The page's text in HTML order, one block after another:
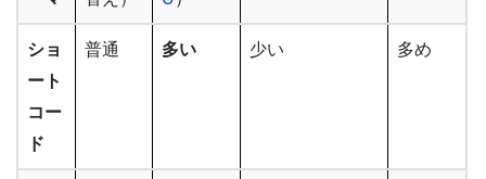
ショ
ート
コー
ド
普通 多い 少い 多め